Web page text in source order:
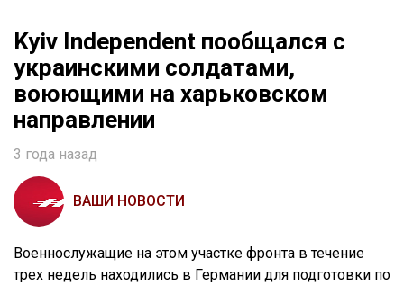
Kyiv Independent пообщался с
украинскими солдатами,
воюющими на харьковском
направлении
3 года назад
ВАШИ НОВОСТИ
Военнослужащие на этом участке фронта в течение
трех недель находились в Германии для подготовки по